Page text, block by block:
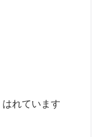
れています